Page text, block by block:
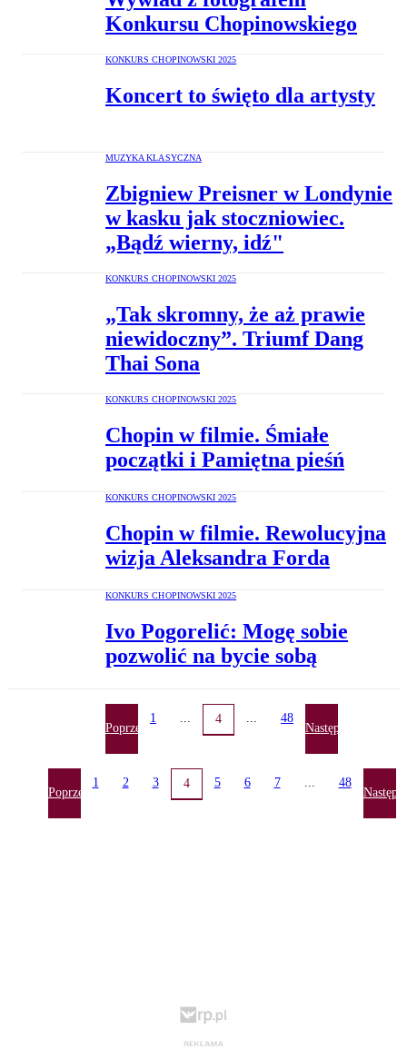
Konkursu Chopinowskiego
KONKURS CHOPINOWSKI 2025
Koncert to święto dla artysty
MUZYKA KLASYCZNA
Zbigniew Preisner w Londynie
w kasku jak stoczniowiec.
„Bądź wierny, idź"
KONKURS CHOPINOWSKI 2025
„Tak skromny, że aż prawie
niewidoczny”. Triumf Dang
Thai Sona
KONKURS CHOPINOWSKI 2025
Chopin w filmie. Śmiałe
początki i Pamiętna pieśń
KONKURS CHOPINOWSKI 2025
Chopin w filmie. Rewolucyjna
wizja Aleksandra Forda
KONKURS CHOPINOWSKI 2025
Ivo Pogorelić: Mogę sobie
pozwolić na bycie sobą
Poprzednia
1 4 48
Następna
Poprzednia
1 2 3 4 5 6 7 48